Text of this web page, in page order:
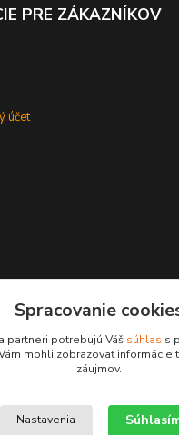
PRE ZÁKAZNÍKOV
účet
Spracovanie
partneri potrebujú Váš súhlas s
mohli zobrazovať informácie
záujmov.
Nastavenia